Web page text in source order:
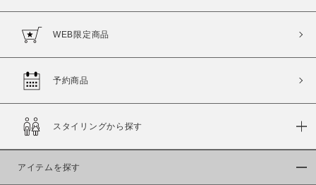
WEB限定商品
予約商品
スタイリングから探す
アイテムを探す